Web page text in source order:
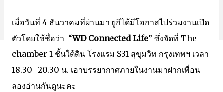
เมื่อวันที่ 4 ธันวาคมที่ผ่านมา ยูกิได้มีโอกาสไปร่วมงานเปิด
ตัวโดยใช้ชื่อว่า “WD Connected Life” ซึ่งจัดที่ The
chamber 1 ชั้นใต้ดิน โรงแรม S31 สุขุมวิท กรุงเทพฯ เวลา
18.30- 20.30 น. เอาบรรยากาศภายในงานมาฝากเพื่อน
ลองอ่านกันดูนะคะ